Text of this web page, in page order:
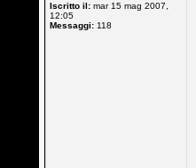
Iscritto il: mar 15 mag 2007,
12:05
Messaggi: 118